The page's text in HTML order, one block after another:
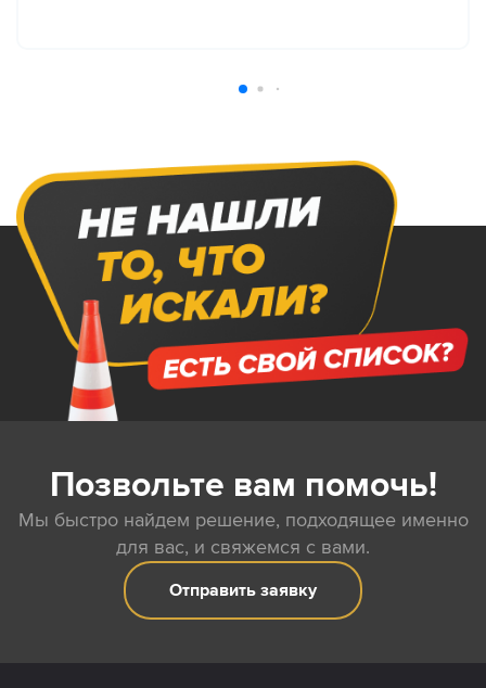
Позвольте вам помочь!
Мы быстро найдем решение, подходящее именно
для вас, и свяжемся с вами.
Отправить заявку